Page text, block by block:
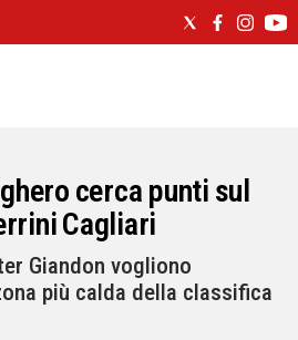
cerca punti sul
Cagliari
Giandon vogliono
più calda della classifica